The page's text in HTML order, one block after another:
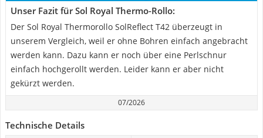
Unser Fazit für Sol Royal Thermo-Rollo:
Der Sol Royal Thermorollo SolReflect T42 überzeugt in
unserem Vergleich, weil er ohne Bohren einfach angebracht
werden kann. Dazu kann er noch über eine Perlschnur
einfach hochgerollt werden. Leider kann er aber nicht
gekürzt werden.
07/2026
Technische Details